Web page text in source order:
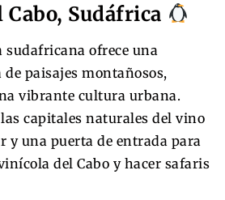
Sudáfrica
sudafricana ofrece una
paisajes montañosos,
vibrante cultura urbana.
las capitales naturales del vino
y una puerta de entrada para
del Cabo y hacer safaris